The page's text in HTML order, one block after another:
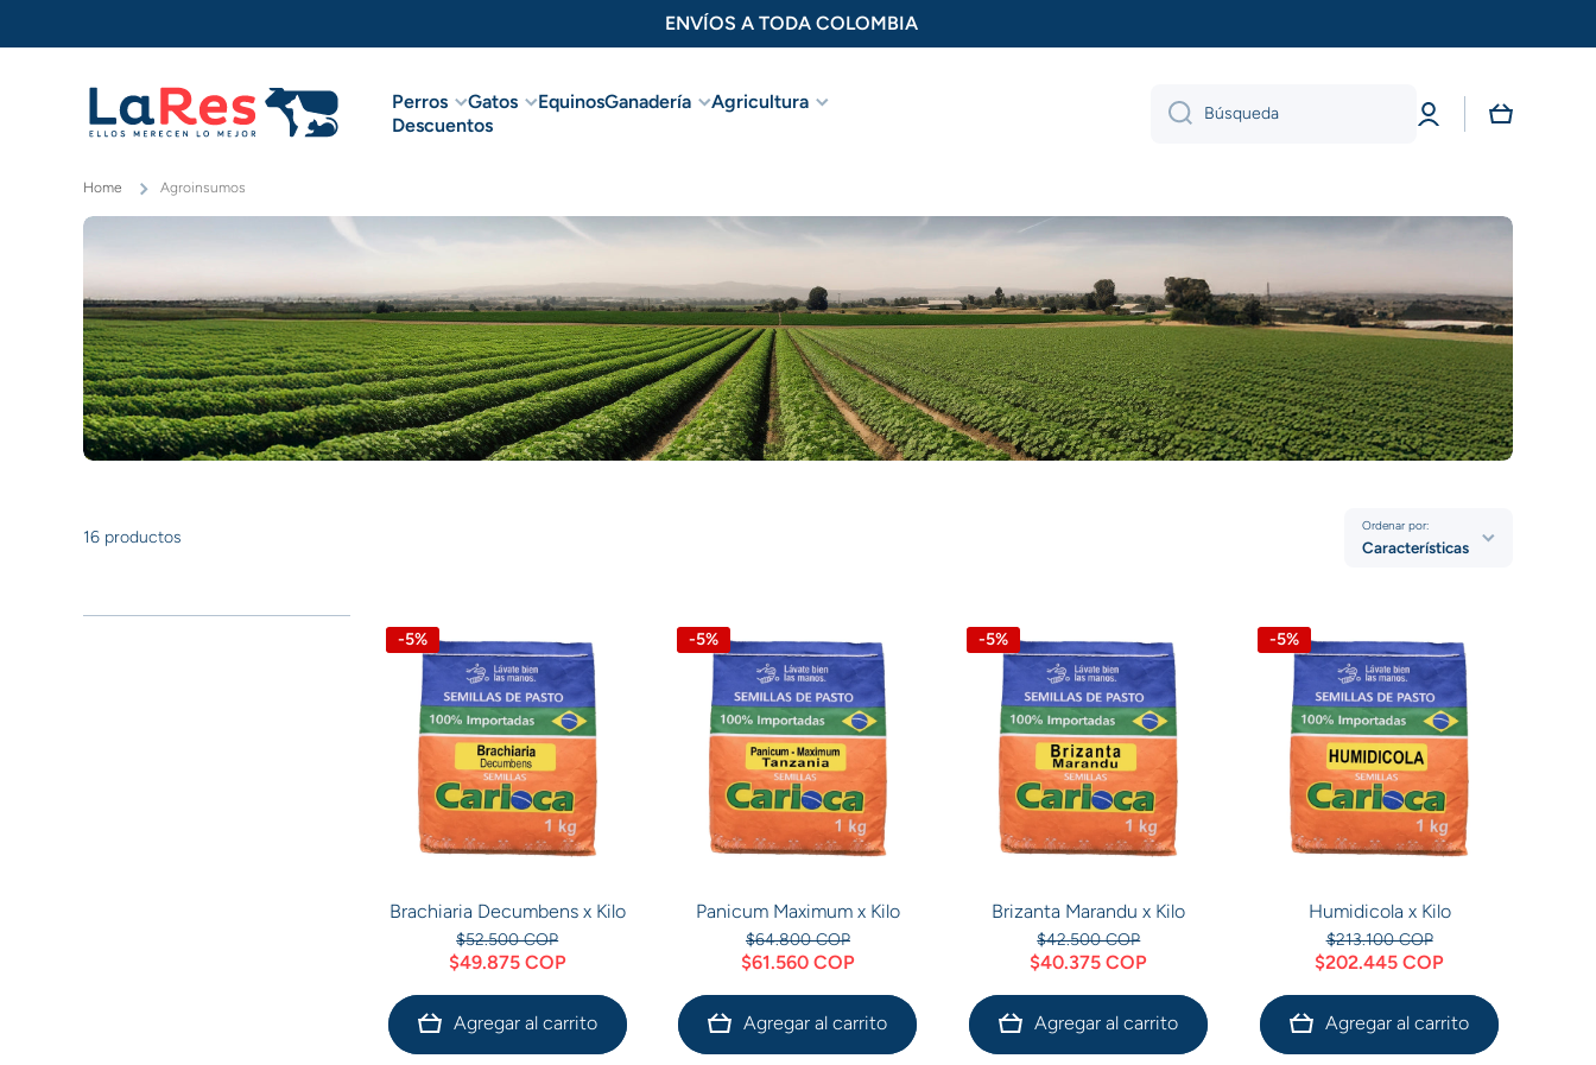
PEDÍDO MÍNIMO DE $50.000
Perros Gatos EquinosGanadería
Agricultura
Descuentos
Búsqueda
Iniciar
sesión
Carrito
Home Agroinsumos
16 productos
Ordenar por:
Características
-5%
Brachiaria Decumbens x Kilo
$52.500 COP
$49.875 COP
Agregar al carrito
-5%
Panicum Maximum x Kilo
$64.800 COP
$61.560 COP
Agregar al carrito
-5%
Brizanta Marandu x Kilo
$42.500 COP
$40.375 COP
Agregar al carrito
-5%
Humidicola x Kilo
$213.100 COP
$202.445 COP
Agregar al carrito